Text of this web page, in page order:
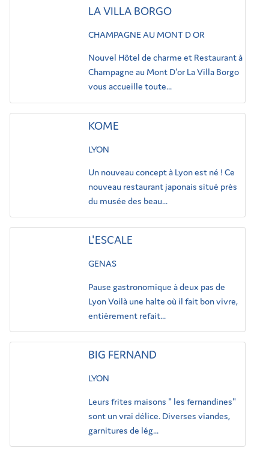
LA VILLA BORGO
CHAMPAGNE AU MONT D OR
Nouvel Hôtel de charme et Restaurant à
Champagne au Mont D'or La Villa Borgo
vous accueille toute...
KOME
LYON
Un nouveau concept à Lyon est né ! Ce
nouveau restaurant japonais situé près
du musée des beau...
L'ESCALE
GENAS
Pause gastronomique à deux pas de
Lyon Voilà une halte où il fait bon vivre,
entièrement refait...
BIG FERNAND
LYON
Leurs frites maisons " les fernandines"
sont un vrai délice. Diverses viandes,
garnitures de lég...